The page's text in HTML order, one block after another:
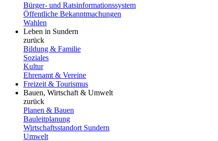
Bürger- und Ratsinformationssystem
Öffentliche Bekanntmachungen
Wahlen
Leben in Sundern
zurück
Bildung & Familie
Soziales
Kultur
Ehrenamt & Vereine
Freizeit & Tourismus
Bauen, Wirtschaft & Umwelt
zurück
Planen & Bauen
Bauleitplanung
Wirtschaftsstandort Sundern
Umwelt